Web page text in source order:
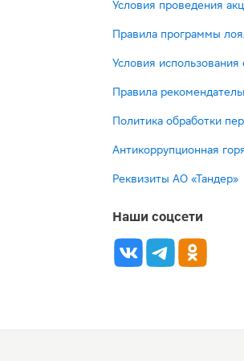
Условия проведения
Правила программы
Условия
Правила
Политика обработки
Антикоррупционная
Реквизиты АО «Тандер»
Наши соцсети